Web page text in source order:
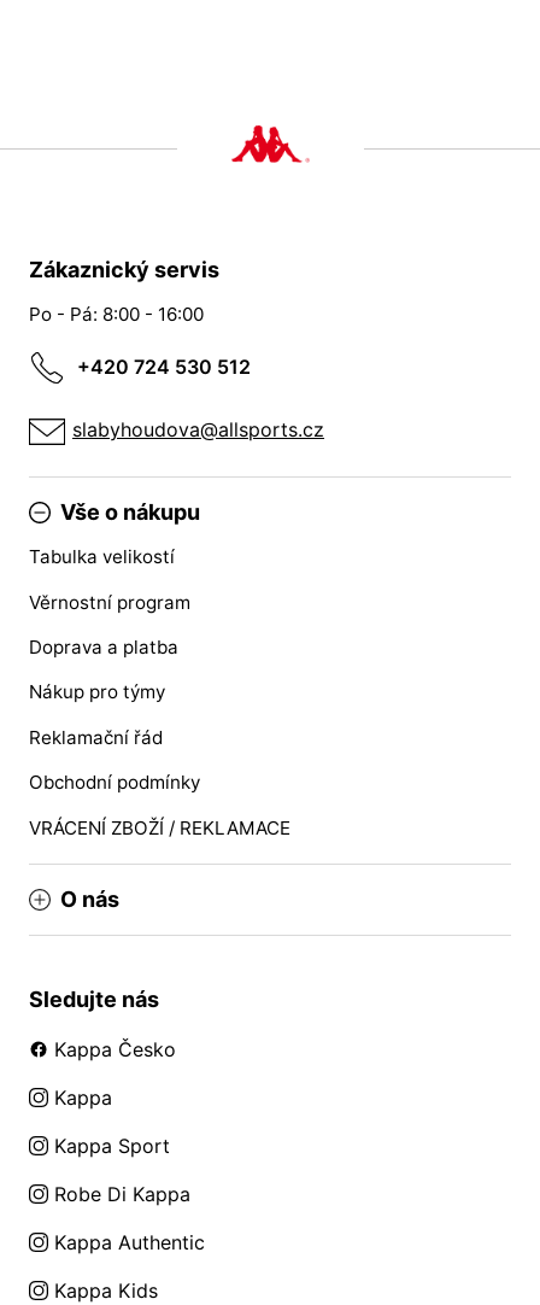
Zákaznický servis
Po - Pá: 8:00 - 16:00
+420 724 530 512
slabyhoudova@allsports.cz
Vše o nákupu
Tabulka velikostí
Věrnostní program
Doprava a platba
Nákup pro týmy
Reklamační řád
Obchodní podmínky
VRÁCENÍ ZBOŽÍ / REKLAMACE
O nás
Sledujte nás
Kappa Česko
Kappa
Kappa Sport
Robe Di Kappa
Kappa Authentic
Kappa Kids